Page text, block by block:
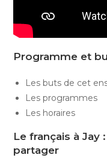
Programme et
Les buts de cet
Les programmes
Les horaires
Le français à Jay
partager